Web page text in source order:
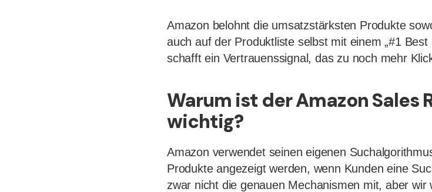
Amazon belohnt die umsatzstärksten Produkte
auch auf der Produktliste selbst mit einem „#1
schafft ein Vertrauenssignal, das zu noch mehr
Warum ist der Amazon Sales
wichtig?
Amazon verwendet seinen eigenen
Produkte angezeigt werden, wenn Kunden eine
zwar nicht die genauen Mechanismen mit, aber wir